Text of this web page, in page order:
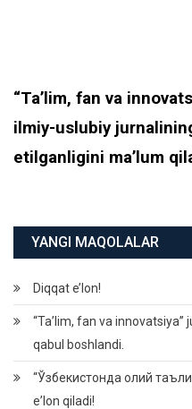
“Taʼlim, fan va
ilmiy-uslubiy
etilganligini maʼlum
YANGI MAQOLALAR
Diqqat e’lon!
“Ta’lim, fan va
qabul boshlandi.
“Ўзбекистонда олий
eʼlon qiladi!